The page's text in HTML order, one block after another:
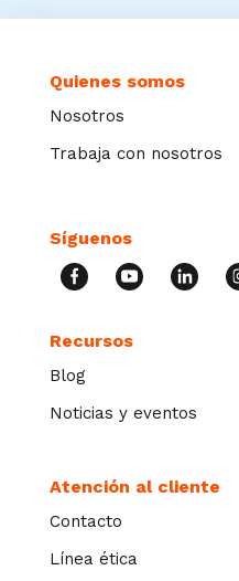
Quienes somos
Nosotros
Trabaja con nosotros
Síguenos
Recursos
Blog
Noticias y eventos
Atención al cliente
Contacto
Línea ética